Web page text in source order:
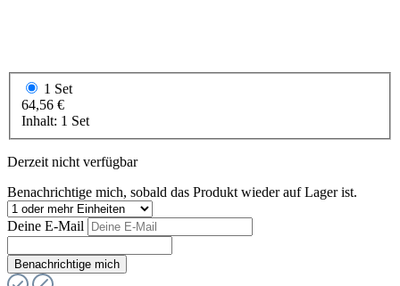
1 Set
64,56 €
Inhalt: 1 Set
Derzeit nicht verfügbar
Benachrichtige mich, sobald das Produkt wieder auf Lager ist.
Deine E-Mail
Benachrichtige mich